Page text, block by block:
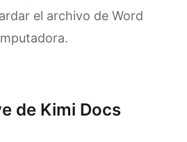
el archivo de Word
de Kimi Docs